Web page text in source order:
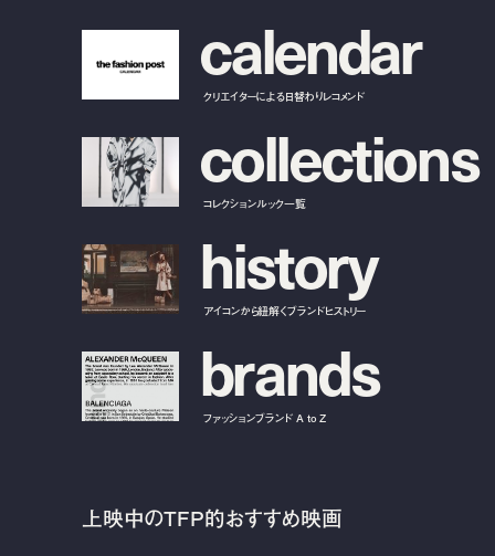
calendar
クリエイターによる日替わりレコメンド
collections
コレクションルック一覧
history
アイコンから紐解くブランドヒストリー
brands
ファッションブランド A to Z
上映中のTFP的おすすめ映画